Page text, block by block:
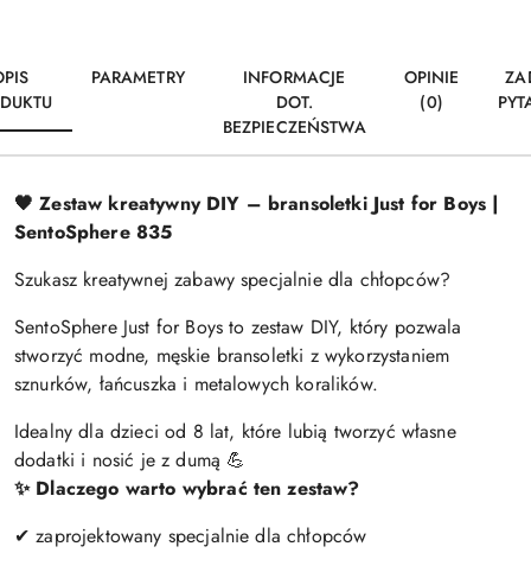
PARAMETRY
INFORMACJE
DOT.
BEZPIECZEŃSTWA
OPINIE
(0)
🖤 Zestaw kreatywny DIY – bransoletki Just for Boys |
SentoSphere 835
Szukasz kreatywnej zabawy specjalnie dla chłopców?
SentoSphere Just for Boys to zestaw DIY, który pozwala
stworzyć modne, męskie bransoletki z wykorzystaniem
sznurków, łańcuszka i metalowych koralików.
Idealny dla dzieci od 8 lat, które lubią tworzyć własne
dodatki i nosić je z dumą 💪
✨ Dlaczego warto wybrać ten zestaw?
✔ zaprojektowany specjalnie dla chłopców